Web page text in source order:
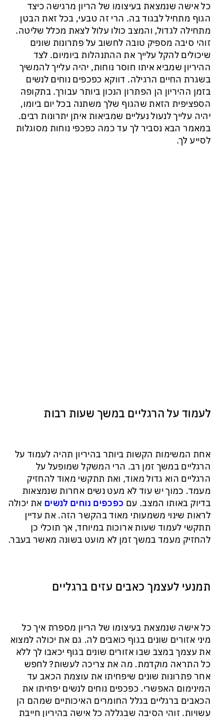
א-סיסי, ארדואן ושליט קטאר מכנסים פגישת ״כיפה אדומה״ לנתניהו בנושא עזה
כל אישה שנמצאת בעיצומו של הריון מרגישה כיצד
הגוף מתחיל לבגוד בה. הרי זה טבעי, בכל זאת הבטן
מתחילה לגדול, והמצב כולו עלול לצאת מכלל שליטה.
זוהי סיבה מספיק טובה לחשוב על פתרונות שונים
שיכולים להקל עלייך את ההתנהלות ביומיום. לצד
ההיריון שמביא איתו חוסר נוחות, יהיה עלייך להמשיך
בשגרת החיים הרגילה. דווקא כפכפים נוחים לנשים
בזמן ההיריון הן הפתרון הנכון ביותר עבורך. בתקופה
הספציפית הזאת שהגוף שלך משתנה בכל יום ביומו,
יהיה עלייך לנעול נעליים שמביאות איתן יתרונות רבים.
במאמר הבא נסביר לך עד כמה כפכפי נוחות מסוגלות
לסייע לך.
לעמוד על הרגליים במשך שעות רבות
אחת המשימות הקשות ביותר בהיריון תהיה לעמוד על
הרגליים במשך זמן רב. הרי המשקל שמופעל על
הרגליים הוא גדול מאוד, ואת תתקשי מאוד להחזיק
מעמד. כמוך יש עוד לא מעט נשים אחרות שנמצאות
בדיוק באותו המצב. עם כפכפים נוחים לנשים את יכולה
לראות שינוי משמעותי מאוד בהקשר הזה. את עדיין
תתקשי לעמוד שעות ארוכות במיוחד, אך תוכלי כן
להחזיק מעמד במשך זמן לא מועט בשונה מאשר בעבר.
תמנעי לעצמך כאבים עזים ברגליים
כל אישה שנמצאת בעיצומו של הריון מספרת איך כל
מיני אזורים שונים בגוף כואבים לה. גם את יכולה למצוא
את עצמך במצב שבו אזורים שונים בגוף יכאבו לך ללא
כל התראה מוקדמת. מה את צריכה לעשות? לחפש
אחר פתרונות שונים שיפחיתו את עוצמת הכאב עד
המינימום האפשרי. כפכפים נוחים לנשים יפחיתו את
הכאבים ברגליים בגלל החומרים האיכותיים שמהם הן
עשויות. זוהי הסיבה שבגללה כל אישה בהיריון חייבת